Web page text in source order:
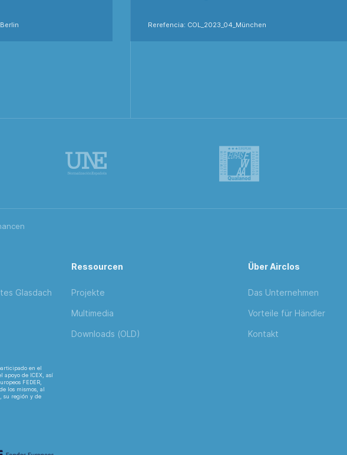
Rerefencia: COL_2023_04_München
Glasdach
en el
apoyo de ICEX, así
FEDER,
los mismos, al
su región y de
Ressourcen
Projekte
Multimedia
Downloads (OLD)
Über Airclos
Das Unternehmen
Vorteile für Händler
Kontakt